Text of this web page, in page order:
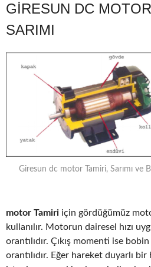
GIRESUN DC
SARIMI
Giresun dc motor Tamiri, Sarımı ve
motor Tamiri için gördüğümüz
kullanılır. Motorun dairesel hızı
orantılıdır. Çıkış momenti ise
orantılıdır. Eğer hareket duyarlı